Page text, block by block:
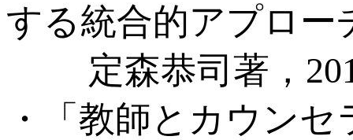
する統合的アプロー
定森恭司著，
・「教師とカウン